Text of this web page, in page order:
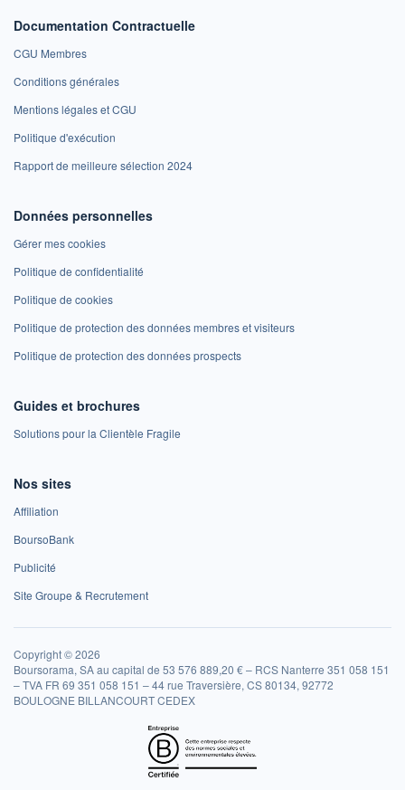
Documentation Contractuelle
CGU Membres
Conditions générales
Mentions légales et CGU
Politique d'exécution
Rapport de meilleure sélection 2024
Données personnelles
Gérer mes cookies
Politique de confidentialité
Politique de cookies
Politique de protection des données membres et visiteurs
Politique de protection des données prospects
Guides et brochures
Solutions pour la Clientèle Fragile
Nos sites
Affiliation
BoursoBank
Publicité
Site Groupe & Recrutement
Copyright © 2026
Boursorama, SA au capital de 53 576 889,20 € – RCS Nanterre 351 058 151
– TVA FR 69 351 058 151 – 44 rue Traversière, CS 80134, 92772
BOULOGNE BILLANCOURT CEDEX